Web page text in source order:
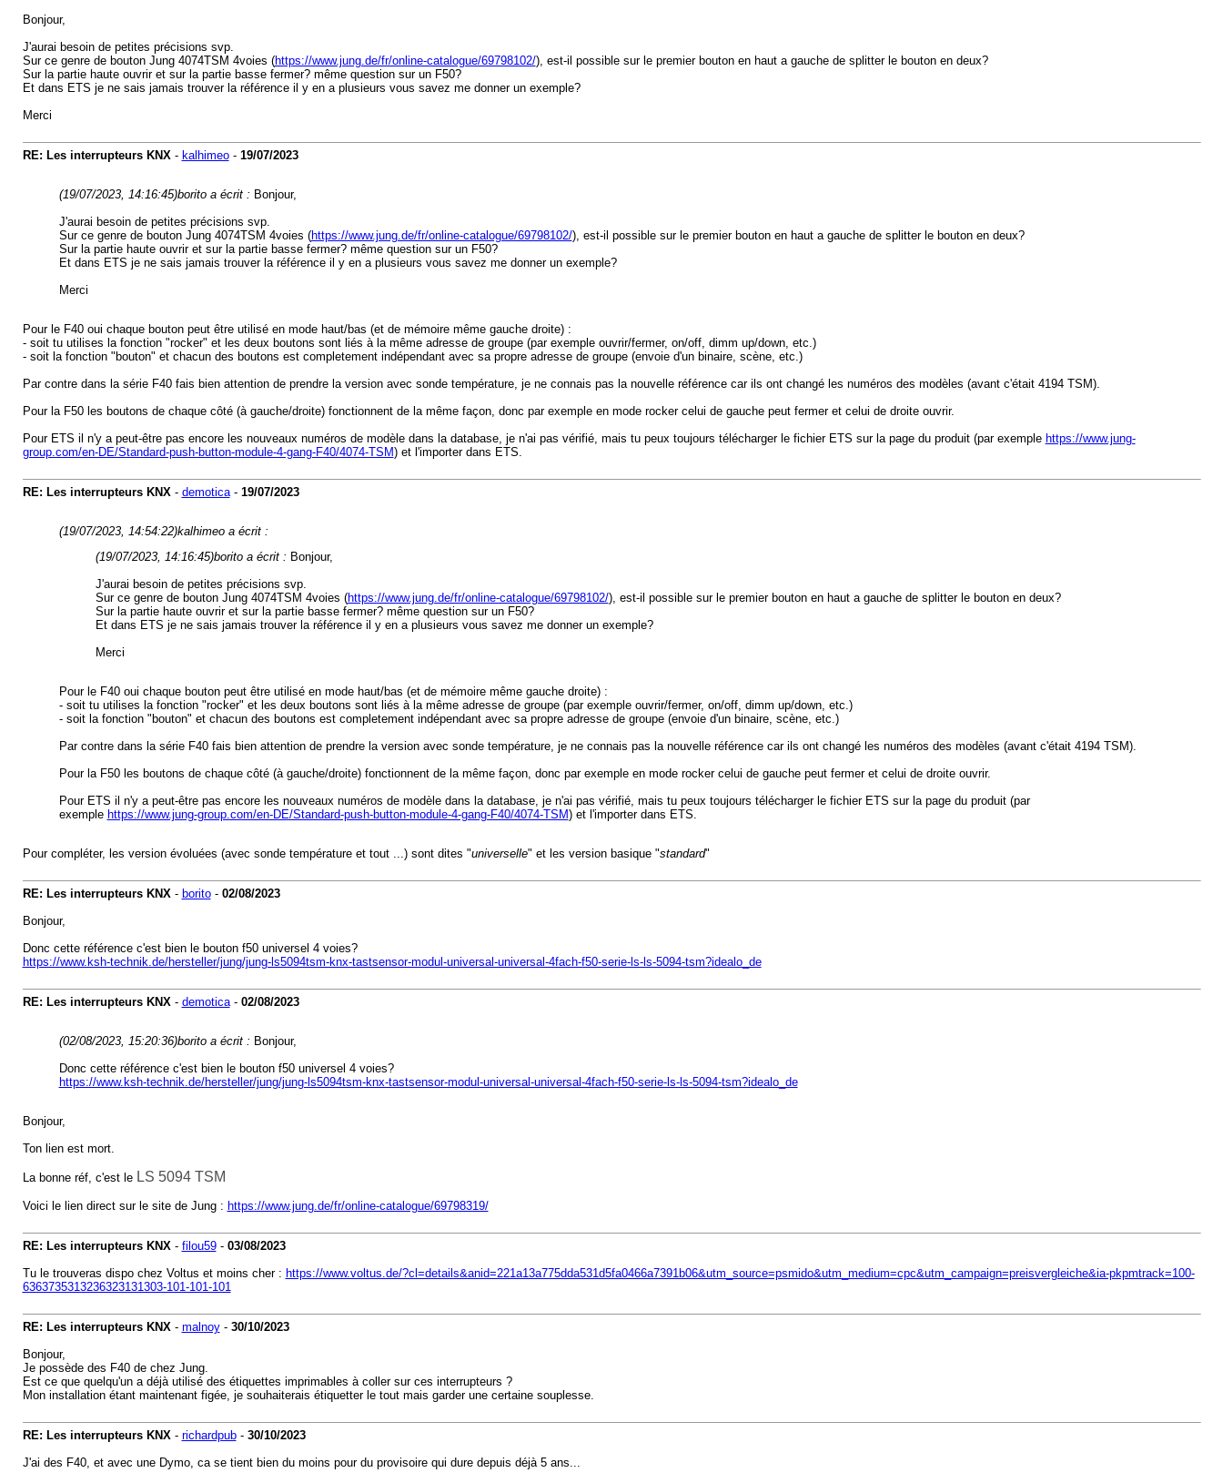
Bonjour,
J'aurai besoin de petites précisions svp.
Sur ce genre de bouton Jung 4074TSM 4voies (https://www.jung.de/fr/online-catalogue/69798102/), est-il possible sur le premier bouton en haut a gauche de splitter le bouton en deux?
Sur la partie haute ouvrir et sur la partie basse fermer? même question sur un F50?
Et dans ETS je ne sais jamais trouver la référence il y en a plusieurs vous savez me donner un exemple?
Merci
RE: Les interrupteurs KNX- kalhimeo- 19/07/2023
(19/07/2023, 14:16:45)borito a écrit : Bonjour,
J'aurai besoin de petites précisions svp.
Sur ce genre de bouton Jung 4074TSM 4voies (https://www.jung.de/fr/online-catalogue/69798102/), est-il possible sur le premier bouton en haut a gauche de splitter le bouton en deux?
Sur la partie haute ouvrir et sur la partie basse fermer? même question sur un F50?
Et dans ETS je ne sais jamais trouver la référence il y en a plusieurs vous savez me donner un exemple?
Merci
Pour le F40 oui chaque bouton peut être utilisé en mode haut/bas (et de mémoire même gauche droite) :
- soit tu utilises la fonction "rocker" et les deux boutons sont liés à la même adresse de groupe (par exemple ouvrir/fermer, on/off, dimm up/down, etc.)
- soit la fonction "bouton" et chacun des boutons est completement indépendant avec sa propre adresse de groupe (envoie d'un binaire, scène, etc.)
Par contre dans la série F40 fais bien attention de prendre la version avec sonde température, je ne connais pas la nouvelle référence car ils ont changé les numéros des modèles (avant c'était 4194 TSM).
Pour la F50 les boutons de chaque côté (à gauche/droite) fonctionnent de la même façon, donc par exemple en mode rocker celui de gauche peut fermer et celui de droite ouvrir.
Pour ETS il n'y a peut-être pas encore les nouveaux numéros de modèle dans la database, je n'ai pas vérifié, mais tu peux toujours télécharger le fichier ETS sur la page du produit (par exemple https://www.jung-
group.com/en-DE/Standard-push-button-module-4-gang-F40/4074-TSM) et l'importer dans ETS.
RE: Les interrupteurs KNX- demotica- 19/07/2023
(19/07/2023, 14:54:22)kalhimeo a écrit :
(19/07/2023, 14:16:45)borito a écrit : Bonjour,
J'aurai besoin de petites précisions svp.
Sur ce genre de bouton Jung 4074TSM 4voies (https://www.jung.de/fr/online-catalogue/69798102/), est-il possible sur le premier bouton en haut a gauche de splitter le bouton en deux?
Sur la partie haute ouvrir et sur la partie basse fermer? même question sur un F50?
Et dans ETS je ne sais jamais trouver la référence il y en a plusieurs vous savez me donner un exemple?
Merci
Pour le F40 oui chaque bouton peut être utilisé en mode haut/bas (et de mémoire même gauche droite) :
- soit tu utilises la fonction "rocker" et les deux boutons sont liés à la même adresse de groupe (par exemple ouvrir/fermer, on/off, dimm up/down, etc.)
- soit la fonction "bouton" et chacun des boutons est completement indépendant avec sa propre adresse de groupe (envoie d'un binaire, scène, etc.)
Par contre dans la série F40 fais bien attention de prendre la version avec sonde température, je ne connais pas la nouvelle référence car ils ont changé les numéros des modèles (avant c'était 4194 TSM).
Pour la F50 les boutons de chaque côté (à gauche/droite) fonctionnent de la même façon, donc par exemple en mode rocker celui de gauche peut fermer et celui de droite ouvrir.
Pour ETS il n'y a peut-être pas encore les nouveaux numéros de modèle dans la database, je n'ai pas vérifié, mais tu peux toujours télécharger le fichier ETS sur la page du produit (par
exemple https://www.jung-group.com/en-DE/Standard-push-button-module-4-gang-F40/4074-TSM) et l'importer dans ETS.
Pour compléter, les version évoluées (avec sonde température et tout ...) sont dites "universelle" et les version basique "standard"
RE: Les interrupteurs KNX- borito- 02/08/2023
Bonjour,
Donc cette référence c'est bien le bouton f50 universel 4 voies?
https://www.ksh-technik.de/hersteller/jung/jung-ls5094tsm-knx-tastsensor-modul-universal-universal-4fach-f50-serie-ls-ls-5094-tsm?idealo_de
RE: Les interrupteurs KNX- demotica- 02/08/2023
(02/08/2023, 15:20:36)borito a écrit : Bonjour,
Donc cette référence c'est bien le bouton f50 universel 4 voies?
https://www.ksh-technik.de/hersteller/jung/jung-ls5094tsm-knx-tastsensor-modul-universal-universal-4fach-f50-serie-ls-ls-5094-tsm?idealo_de
Bonjour,
Ton lien est mort.
La bonne réf, c'est le LS 5094 TSM
Voici le lien direct sur le site de Jung : https://www.jung.de/fr/online-catalogue/69798319/
RE: Les interrupteurs KNX- filou59- 03/08/2023
Tu le trouveras dispo chez Voltus et moins cher : https://www.voltus.de/?cl=details&anid=221a13a775dda531d5fa0466a7391b06&utm_source=psmido&utm_medium=cpc&utm_campaign=preisvergleiche&ia-pkpmtrack=100-
6363735313236323131303-101-101-101
RE: Les interrupteurs KNX- malnoy- 30/10/2023
Bonjour,
Je possède des F40 de chez Jung.
Est ce que quelqu'un a déjà utilisé des étiquettes imprimables à coller sur ces interrupteurs ?
Mon installation étant maintenant figée, je souhaiterais étiquetter le tout mais garder une certaine souplesse.
RE: Les interrupteurs KNX- richardpub- 30/10/2023
J'ai des F40, et avec une Dymo, ca se tient bien du moins pour du provisoire qui dure depuis déjà 5 ans...